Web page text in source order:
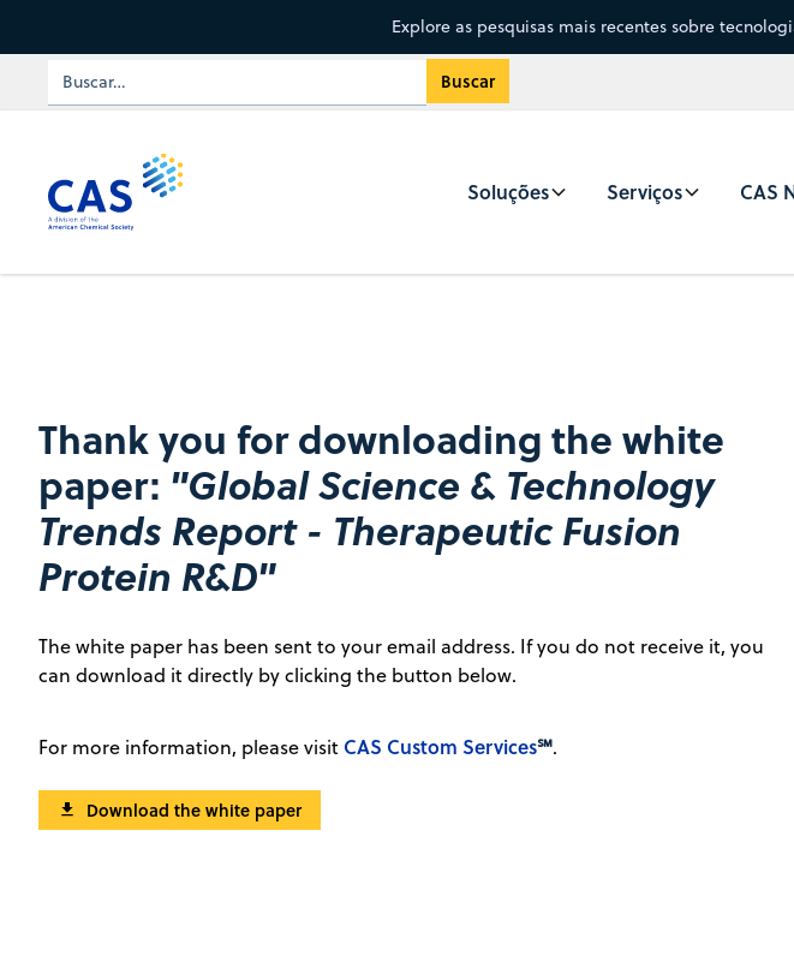
Explore as pesquisas mais recentes sobre
Soluções Serviços CAS
Thank you for downloading the white
paper: "Global Science & Technology
Trends Report - Therapeutic Fusion
Protein R&D"
The white paper has been sent to your email address. If you do not receive it, you
can download it directly by clicking the button below.
For more information, please visit CAS Custom Services℠.
Download the white paper